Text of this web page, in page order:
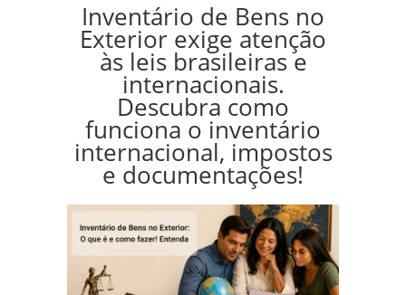
Inventário de Bens no
Exterior exige atenção
às leis brasileiras e
internacionais.
Descubra como
funciona o inventário
internacional, impostos
e documentações!